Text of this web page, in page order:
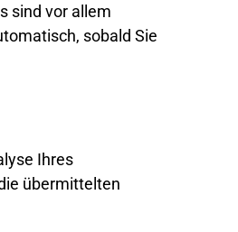
sind vor allem
sobald Sie
Ihres
übermittelten